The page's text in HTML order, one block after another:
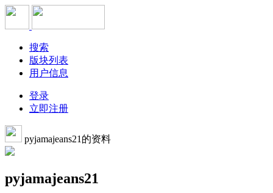
搜索
版块列表
用户信息
登录
立即注册
pyjamajeans21的资料
pyjamajeans21